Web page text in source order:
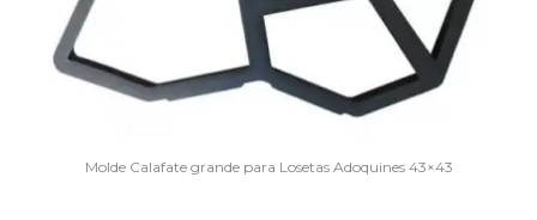
Molde Calafate grande para Losetas Adoquines 43×43